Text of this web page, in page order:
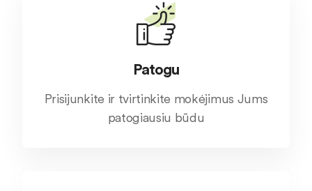
Patogu
Prisijunkite ir tvirtinkite mokėjimus Jums
patogiausiu būdu